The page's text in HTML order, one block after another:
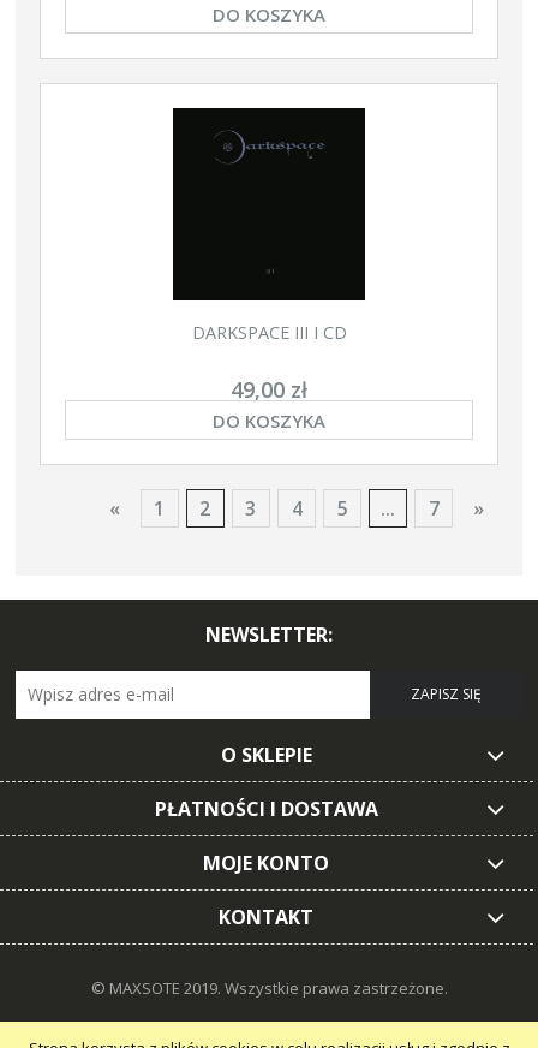
DO KOSZYKA
DARKSPACE III I CD
49,00 zł
DO KOSZYKA
« 1 2 3 4 5 ... 7 »
NEWSLETTER:
ZAPISZ SIĘ
O SKLEPIE
PŁATNOŚCI I DOSTAWA
MOJE KONTO
KONTAKT
© MAXSOTE 2019. Wszystkie prawa zastrzeżone.